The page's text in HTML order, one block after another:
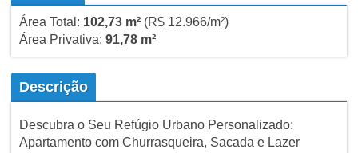
Área Total: 102,73 m²(R$ 12.966/m²)
Área Privativa: 91,78 m²
Descrição
Descubra o Seu Refúgio Urbano Personalizado:
Apartamento com Churrasqueira, Sacada e Lazer